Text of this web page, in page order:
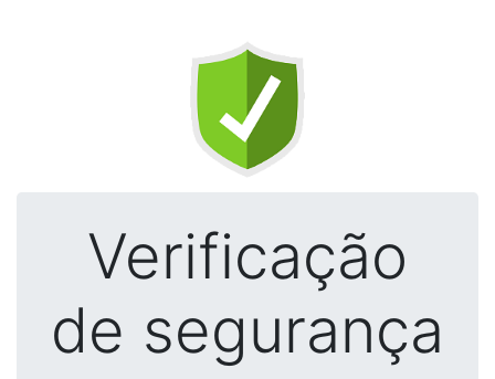
Verificação
de segurança